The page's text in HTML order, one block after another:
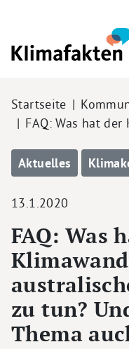
Startseite
FAQ: Was hat
Aktuelles
13.1.2020
FAQ: Was
zu tun?
Thema